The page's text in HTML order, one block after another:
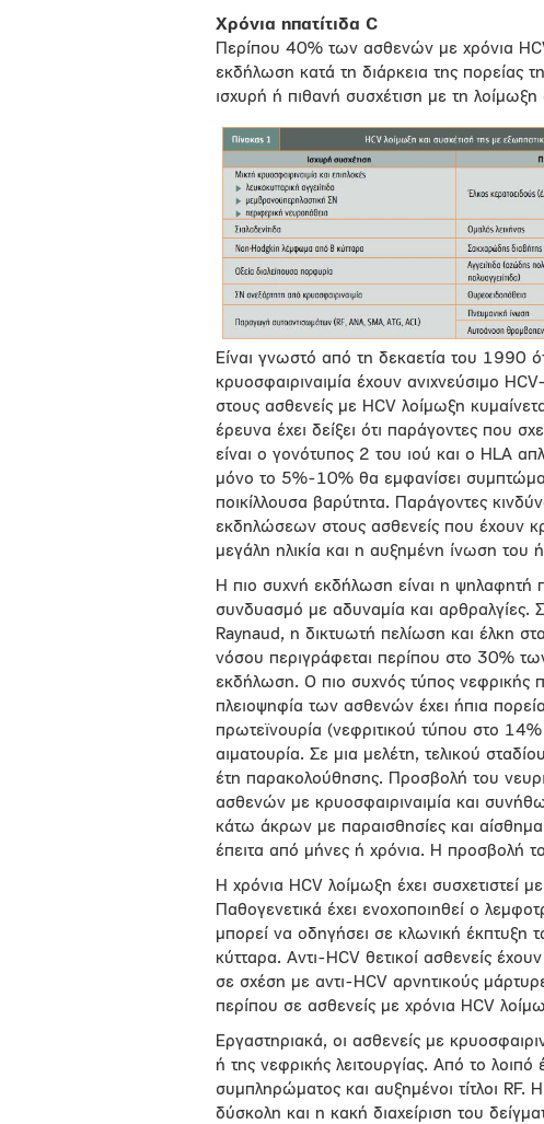
Χρόνια ηπατίτιδα C
Περίπου 40% των ασθενών με χρόνια
εκδήλωση κατά τη διάρκεια της πορείας
ισχυρή ή πιθανή συσχέτιση με τη
Είναι γνωστό από τη δεκαετία του 1990
κρυοσφαιριναιμία έχουν ανιχνεύσιμο
στους ασθενείς με HCV λοίμωξη
έρευνα έχει δείξει ότι παράγοντες που
είναι ο γονότυπος 2 του ιού και ο HLA
μόνο το 5%-10% θα εμφανίσει
ποικίλλουσα βαρύτητα. Παράγοντες
εκδηλώσεων στους ασθενείς που έχουν
μεγάλη ηλικία και η αυξημένη ίνωση του
Η πιο συχνή εκδήλωση είναι η
συνδυασμό με αδυναμία και αρθραλγίες.
Raynaud, η δικτυωτή πελίωση και έλκη
νόσου περιγράφεται περίπου στο 30%
εκδήλωση. Ο πιο συχνός τύπος νεφρικής
πλειοψηφία των ασθενών έχει ήπια
πρωτεϊνουρία (νεφριτικού τύπου στο
αιματουρία. Σε μια μελέτη, τελικού
έτη παρακολούθησης. Προσβολή του
ασθενών με κρυοσφαιριναιμία και
κάτω άκρων με παραισθησίες και
έπειτα από μήνες ή χρόνια. Η προσβολή
Η χρόνια HCV λοίμωξη έχει
Παθογενετικά έχει ενοχοποιηθεί ο
μπορεί να οδηγήσει σε κλωνική
κύτταρα. Αντι-HCV θετικοί ασθενείς
σε σχέση με αντι-HCV αρνητικούς
περίπου σε ασθενείς με χρόνια HCV
Εργαστηριακά, οι ασθενείς με
ή της νεφρικής λειτουργίας. Από το
συμπληρώματος και αυξημένοι τίτλοι
δύσκολη και η κακή διαχείριση του